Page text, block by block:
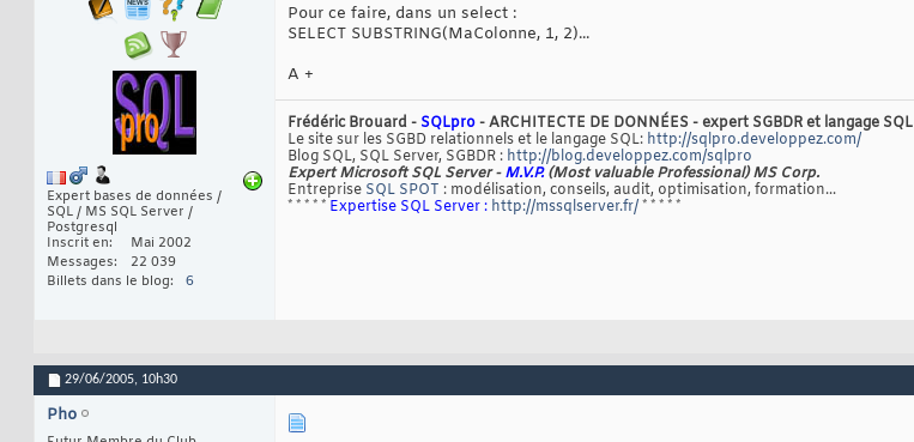
Expert bases de données /
SQL / MS SQL Server /
Postgresql
Inscrit en
Mai 2002
Messages
22 039
Billets dans le blog
6
Pour ce faire, dans un select :
SELECT SUBSTRING(MaColonne, 1, 2)...
A +
Frédéric Brouard - SQLpro- ARCHITECTE DE DONNÉES - expert SGBDR et langage SQL
Le site sur les SGBD relationnels et le langage SQL: http://sqlpro.developpez.com/
Blog SQL, SQL Server, SGBDR : http://blog.developpez.com/sqlpro
Expert Microsoft SQL Server -M.V.P.(Most valuable Professional) MS Corp.
Entreprise SQL SPOT : modélisation, conseils, audit, optimisation, formation...
* * * * * Expertise SQL Server : http://mssqlserver.fr/* * * * *
29/06/2005, 10h30
Pho